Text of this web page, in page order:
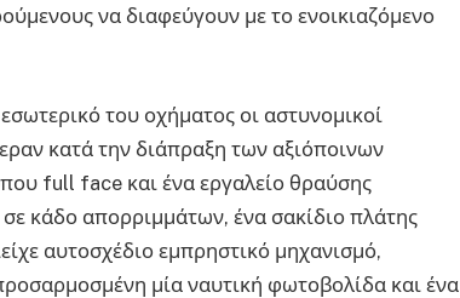
να διαφεύγουν με το ενοικιαζόμενο
του οχήματος οι αστυνομικοί
κατά την διάπραξη των αξιόποινων
full face και ένα εργαλείο θραύσης
κάδο απορριμμάτων, ένα σακίδιο πλάτης
αυτοσχέδιο εμπρηστικό μηχανισμό,
μία ναυτική φωτοβολίδα και ένα